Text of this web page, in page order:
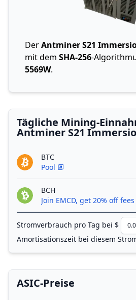
DerAntminer S21
mit dem SHA-256-
5569W.
Tägliche Mining-
Antminer S21
BTC
Pool
BCH
Stromverbrauch pro Tag bei $
Amortisationszeit bei diesem
ASIC-Preise